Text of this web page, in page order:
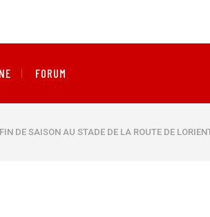
FORUM
DE SAISON AU STADE DE LA ROUTE DE